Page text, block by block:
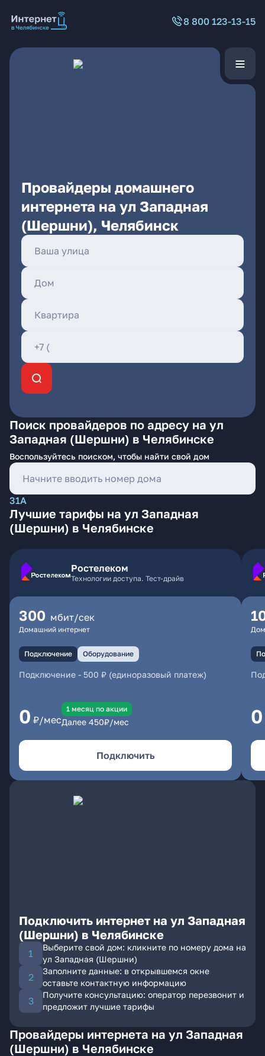
8 800 123-13-15
Провайдеры домашнего
интернета на ул Западная
(Шершни), Челябинск
Поиск провайдеров по адресу на ул
Западная (Шершни) в Челябинске
Воспользуйтесь поиском, чтобы найти свой дом
31А
Лучшие тарифы на ул Западная
(Шершни) в Челябинске
Ростелеком
Технологии доступа. Тест-драйв
300 мбит/сек
Домашний интернет
Подключение Оборудование
Подключение - 500 ₽ (единоразовый платеж)
0 ₽/мес
1 месяц по акции
Далее 450₽/мес
Подключить
0
Подключить интернет на ул Западная
(Шершни) в Челябинске
Выберите свой дом: кликните по номеру дома на
ул Западная (Шершни)
Заполните данные: в открывшемся окне
оставьте контактную информацию
Получите консультацию: оператор перезвонит и
предложит лучшие тарифы
Провайдеры интернета на ул Западная
(Шершни) в Челябинске